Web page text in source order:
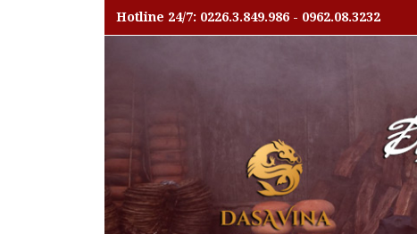
Hotline 24/7: 0226.3.849.986 - 0962.08.3232